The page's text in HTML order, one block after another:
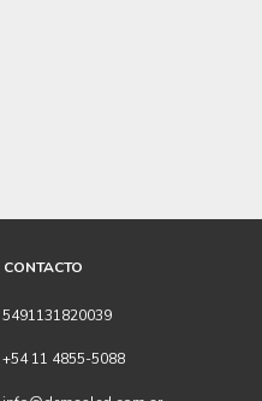
CONTACTO
5491131820039
+54 11 4855-5088